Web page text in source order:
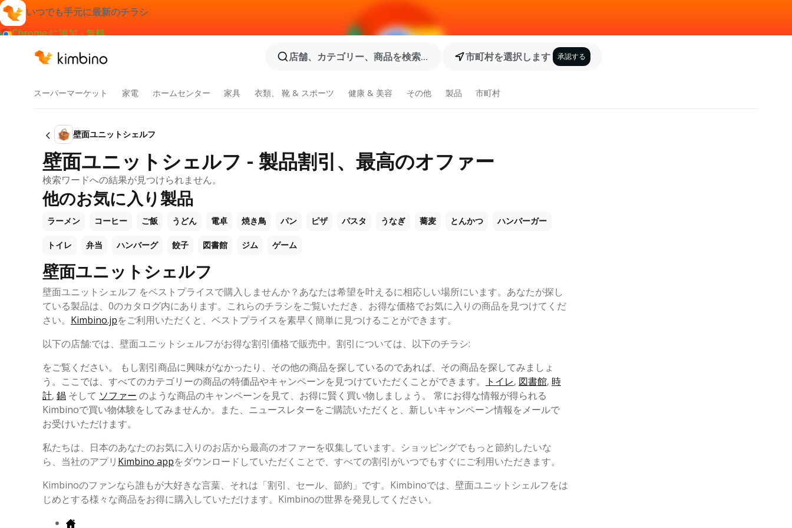
いつでも手元に最新のチラシ
Chrome に追加 - 無料
店舗、カテゴリー、商品を検索...
市町村を選択します 承認する
スーパーマーケット 家電 ホームセンター 家具 衣類、 靴 & スポーツ 健康 & 美容 その他 製品 市町村
壁面ユニットシェルフ
壁面ユニットシェルフ - 製品割引、最高のオファー
検索ワードへの結果が見つけられません。
他のお気に入り製品
ラーメン コーヒー ご飯 うどん 電卓 焼き鳥 パン ピザ パスタ うなぎ 蕎麦 とんかつ ハンバーガー
トイレ 弁当 ハンバーグ 餃子 図書館 ジム ゲーム
壁面ユニットシェルフ
壁面ユニットシェルフ をベストプライスで購入しませんか？あなたは希望を叶えるに相応しい場所にいます。あなたが探し
ている製品は、0のカタログ内にあります。これらのチラシをご覧いただき、お得な価格でお気に入りの商品を見つけてくだ
さい。 Kimbino.jpをご利用いただくと、ベストプライスを素早く簡単に見つけることができます。
以下の店舗:では、壁面ユニットシェルフがお得な割引価格で販売中。割引については、以下のチラシ:
をご覧ください。 もし割引商品に興味がなかったり、その他の商品を探しているのであれば、その商品を探してみましょ
う。ここでは、すべてのカテゴリーの商品の特価品やキャンペーンを見つけていただくことができます。
トイレ, 図書館, 時
計, 鍋 そして ソファー のような商品のキャンペーンを見て、お得に賢く買い物しましょう。 常にお得な情報が得られる
Kimbinoで買い物体験をしてみませんか。また、ニュースレターをご購読いただくと、新しいキャンペーン情報をメールで
お受けいただけます。
私たちは、日本のあなたのお気に入りのお店から最高のオファーを収集しています。ショッピングでもっと節約したいな
ら、当社のアプリ Kimbino appをダウンロードしていただくことで、すべての割引がいつでもすぐにご利用いただきます。
Kimbinoのファンなら誰もが大好きな言葉、それは「割引、セール、節約」です。Kimbinoでは、壁面ユニットシェルフをは
じめとする様々な商品をお得に購入していただけます。Kimbinoの世界を発見してください。